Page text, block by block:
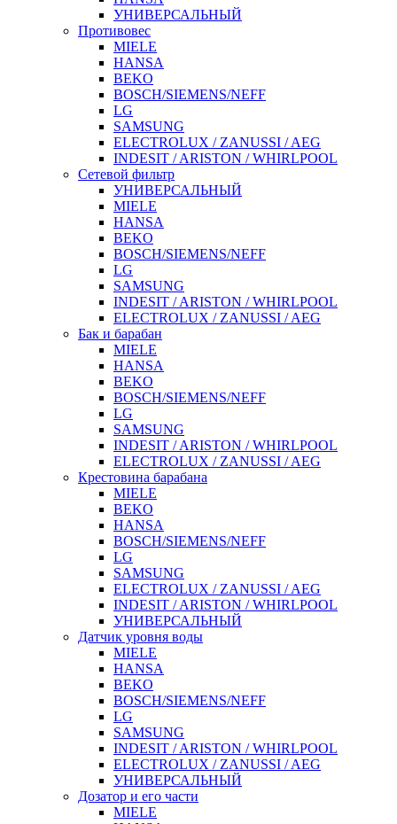
УНИВЕРСАЛЬНЫЙ
Противовес
MIELE
HANSA
BEKO
BOSCH/SIEMENS/NEFF
LG
SAMSUNG
ELECTROLUX / ZANUSSI / AEG
INDESIT / ARISTON / WHIRLPOOL
Сетевой фильтр
УНИВЕРСАЛЬНЫЙ
MIELE
HANSA
BEKO
BOSCH/SIEMENS/NEFF
LG
SAMSUNG
INDESIT / ARISTON / WHIRLPOOL
ELECTROLUX / ZANUSSI / AEG
Бак и барабан
MIELE
HANSA
BEKO
BOSCH/SIEMENS/NEFF
LG
SAMSUNG
INDESIT / ARISTON / WHIRLPOOL
ELECTROLUX / ZANUSSI / AEG
Крестовина барабана
MIELE
BEKO
HANSA
BOSCH/SIEMENS/NEFF
LG
SAMSUNG
ELECTROLUX / ZANUSSI / AEG
INDESIT / ARISTON / WHIRLPOOL
УНИВЕРСАЛЬНЫЙ
Датчик уровня воды
MIELE
HANSA
BEKO
BOSCH/SIEMENS/NEFF
LG
SAMSUNG
INDESIT / ARISTON / WHIRLPOOL
ELECTROLUX / ZANUSSI / AEG
УНИВЕРСАЛЬНЫЙ
Дозатор и его части
MIELE